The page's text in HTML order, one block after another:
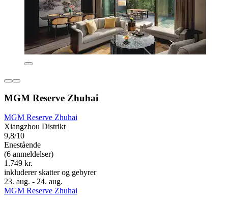
MGM Reserve Zhuhai
MGM Reserve Zhuhai
Xiangzhou Distrikt
9,8/10
Enestående
(6 anmeldelser)
1.749 kr.
inkluderer skatter og gebyrer
23. aug. - 24. aug.
MGM Reserve Zhuhai